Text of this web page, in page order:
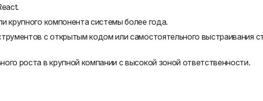
крупного компонента системы более года.
с открытым кодом или самостоятельного выстраивания
роста в крупной компании с высокой зоной ответственности.